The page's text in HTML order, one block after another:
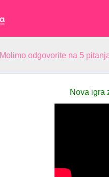
Molimo odgovorite na 5
Nova igra